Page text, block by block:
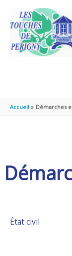
Accueil Démarches
État civil